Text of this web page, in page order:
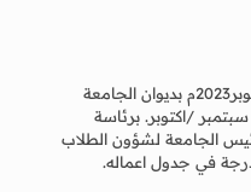
عقد صباح اليوم الاربعاء الموافق 4 اكتوبر2023م بديوان الجامعة
/اكتوبر. برئاسة
الجامعة لشؤون الطلاب
في جدول اعماله.